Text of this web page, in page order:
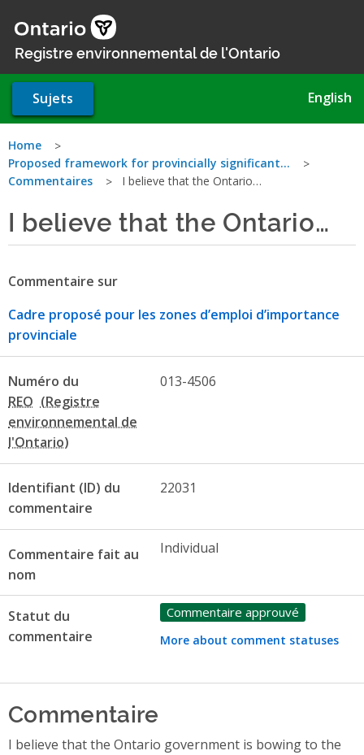
au
contenu
Registre environnemental de l'Ontario
Sujets English
Vous
êtes
ici
Home
Proposed framework for provincially significant…
Commentaires
I believe that the Ontario…
I believe that the Ontario…
Commentaire sur
Cadre proposé pour les zones d’emploi d’importance
provinciale
Numéro du
REO
013-4506
Identifiant (ID) du
commentaire
22031
Commentaire fait au
nom
Individual
Statut du
commentaire
Commentaire approuvé
More about comment statuses
Commentaire
I believe that the Ontario government is bowing to the